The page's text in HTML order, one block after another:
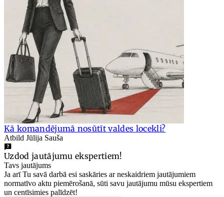
Kā komandējumā nosūtīt valdes locekli?
Atbild Jūlija Sauša
Uzdod jautājumu ekspertiem!
Tavs jautājums
Ja arī Tu savā darbā esi saskāries ar neskaidriem jautājumiem
normatīvo aktu piemērošanā, sūti savu jautājumu mūsu ekspertiem
un centīsimies palīdzēt!